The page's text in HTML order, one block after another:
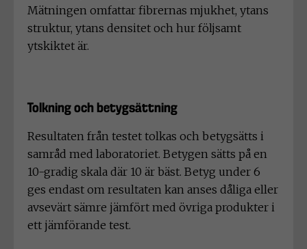
Mätningen omfattar fibrernas mjukhet, ytans
struktur, ytans densitet och hur följsamt
ytskiktet är.
Tolkning och betygsättning
Resultaten från testet tolkas och betygsätts i
samråd med laboratoriet. Betygen sätts på en
10-gradig skala där 10 är bäst. Betyg under 6
ges endast om resultaten kan anses dåliga eller
avsevärt sämre jämfört med övriga produkter i
ett jämförande test.